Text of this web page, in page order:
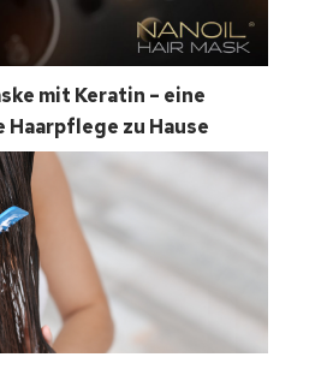
mit Keratin – eine
zu Hause